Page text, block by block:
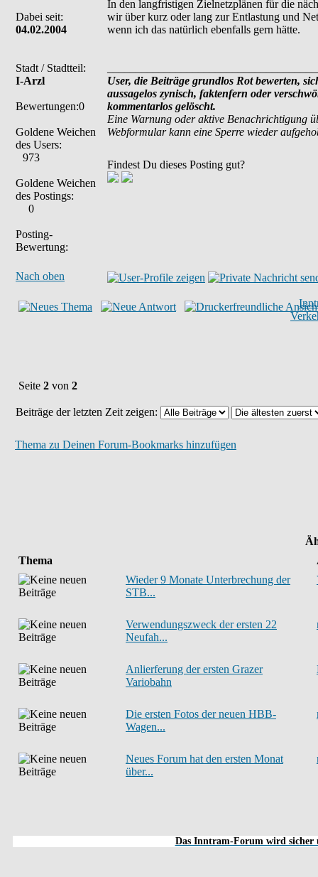
Dabei seit:
04.02.2004
Stadt / Stadtteil:
I-Arzl
Bewertungen:0
Goldene Weichen
des Users:
973
Goldene Weichen
des Postings:
0
Posting-
Bewertung:
In den langfristigen Zielnetzplänen für die
wir über kurz oder lang zur Entlastung und
wenn ich das natürlich ebenfalls gern hätte.
User, die Beiträge grundlos Rot bewerten,
aussagelos zynisch, faktenfern oder
kommentarlos gelöscht.
Eine Warnung oder aktive Benachrichtigung
Webformular kann eine Sperre wieder
Findest Du dieses Posting gut?
Nach oben
Seite 2 von 2
Beiträge der letzten Zeit zeigen:
Thema zu Deinen Forum-Bookmarks hinzufügen
Thema
Wieder 9 Monate Unterbrechung der
STB...
Verwendungszweck der ersten 22
Neufah...
Anlierferung der ersten Grazer
Variobahn
Die ersten Fotos der neuen HBB-
Wagen...
Neues Forum hat den ersten Monat
über...
Das Inntram-Forum wird sicher